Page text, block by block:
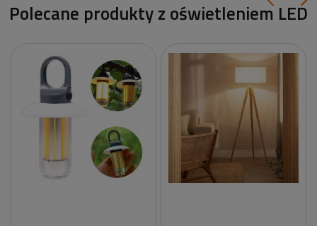
Polecane produkty z oświetleniem LED